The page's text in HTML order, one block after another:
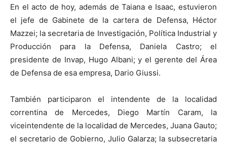
En el acto de hoy, además de Taiana e Isaac, estuvieron
el jefe de Gabinete de la cartera de Defensa, Héctor
Mazzei; la secretaria de Investigación, Política Industrial y
Producción para la Defensa, Daniela Castro; el
presidente de Invap, Hugo Albani; y el gerente del Área
de Defensa de esa empresa, Dario Giussi.
También participaron el intendente de la localidad
correntina de Mercedes, Diego Martín Caram, la
viceintendente de la localidad de Mercedes, Juana Gauto;
el secretario de Gobierno, Julio Galarza; la subsecretaria